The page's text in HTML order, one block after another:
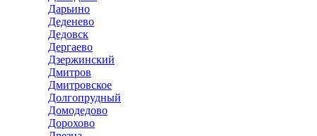
Дарьино
Деденево
Дедовск
Дергаево
Дзержинский
Дмитров
Дмитровское
Долгопрудный
Домодедово
Дорохово